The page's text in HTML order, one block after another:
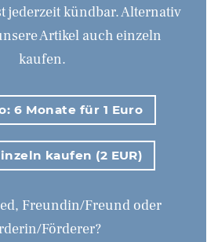
jederzeit kündbar. Alternativ
Artikel auch einzeln
kaufen.
6 Monate für 1 Euro
kaufen (2 EUR)
Freundin/Freund oder
Förderer?